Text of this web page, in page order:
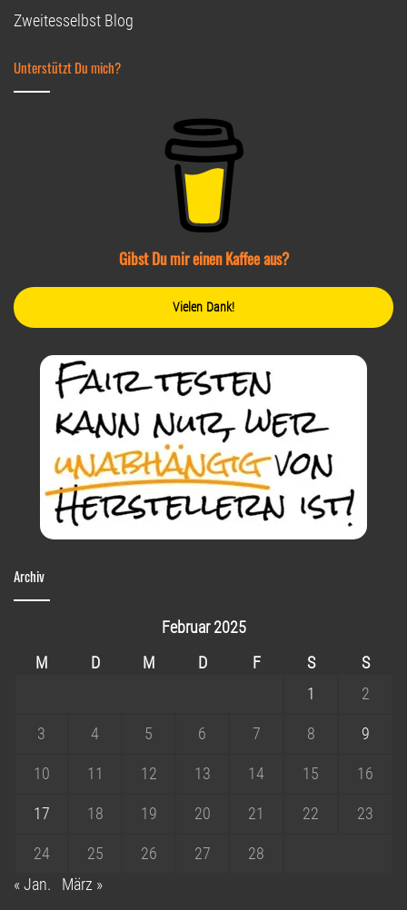
Zweitesselbst Blog
Unterstützt Du mich?
Gibst Du mir einen Kaffee aus?
Vielen Dank!
Archiv
Februar 2025
M
D M D F S
S
1
2
3 4 5 6 7 8 9
10 11 12 13 14 15 16
17 18 19 20 21 22 23
24 25 26 27
28
« Jan.
März »